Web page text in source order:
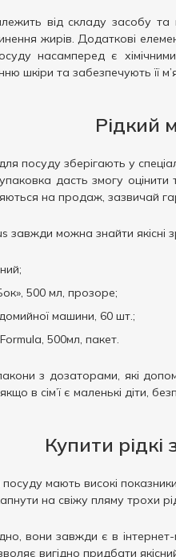
від складу засобу та
жирів. Додаткові
насамперед є
шкіри та забезпечують її
Рідкий
посуду зберігають у
дасть змогу оцінити
на продаж, зазвичай
завжди можна знайти якісні
500 мл, прозоре;
машини, 60 шт.;
500мл, пакет.
з дозаторами, які
в сім’ї є маленькі діти,
Купити рідкі
мають високі
на свіжу пляму трохи
вони завжди є в
вигідно придбати